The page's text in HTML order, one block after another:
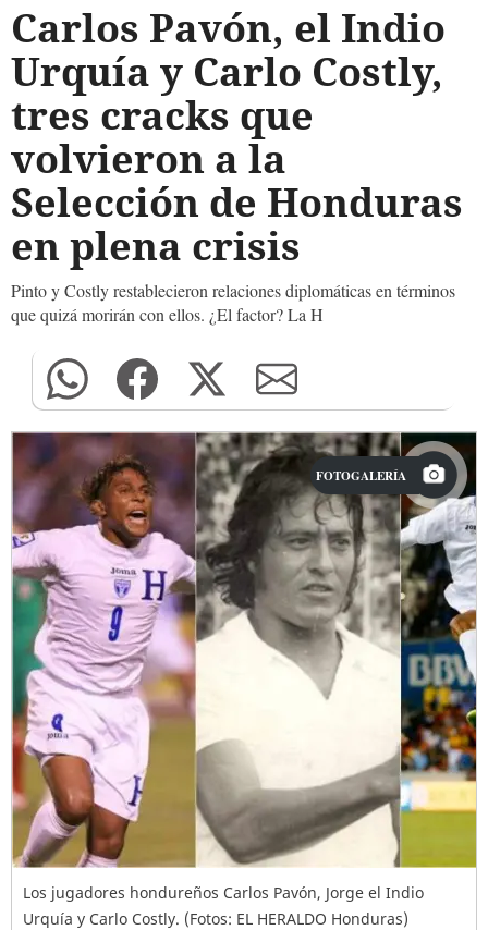
Carlos Pavón, el Indio
Urquía y Carlo Costly,
tres cracks que
volvieron a la
Selección de Honduras
en plena crisis
Pinto y Costly restablecieron relaciones diplomáticas en términos
que quizá morirán con ellos. ¿El factor? La H
FOTOGALERÍA
Los jugadores hondureños Carlos Pavón, Jorge el Indio
Urquía y Carlo Costly. (Fotos: EL HERALDO Honduras)